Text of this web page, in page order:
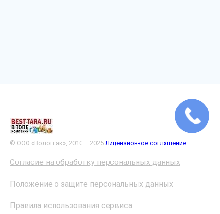
© ООО «Вологпак», 2010 – 2025 Лицензионное соглашение
Согласие на обработку персональных данных
Положение о защите персональных данных
Правила использования сервиса